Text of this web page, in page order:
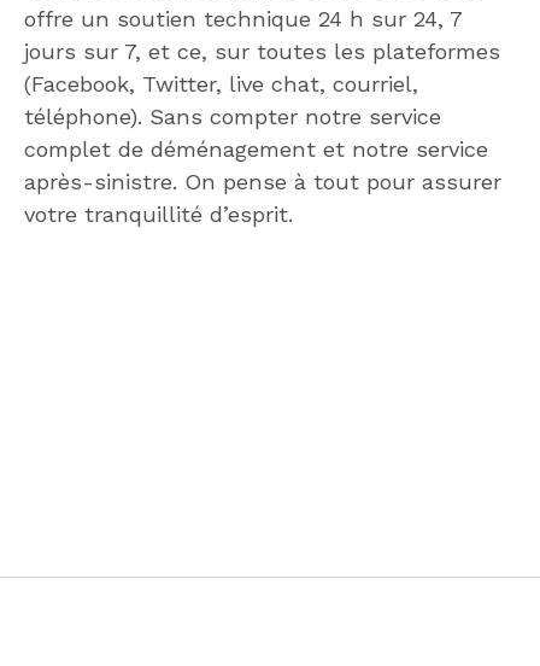
offre un soutien technique 24 h sur 24, 7
jours sur 7, et ce, sur toutes les plateformes
(Facebook, Twitter, live chat, courriel,
téléphone). Sans compter notre service
complet de déménagement et notre service
après-sinistre. On pense à tout pour assurer
votre tranquillité d’esprit.